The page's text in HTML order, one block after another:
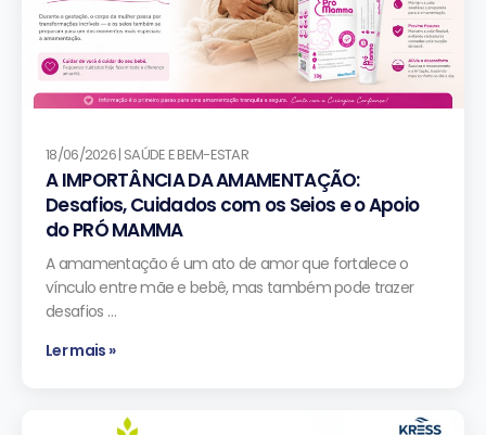
18/06/2026 | SAÚDE E BEM-ESTAR
A IMPORTÂNCIA DA AMAMENTAÇÃO:
Desafios, Cuidados com os Seios e o Apoio
do PRÓ MAMMA
A amamentação é um ato de amor que fortalece o
vínculo entre mãe e bebê, mas também pode trazer
desafios …
Ler mais »